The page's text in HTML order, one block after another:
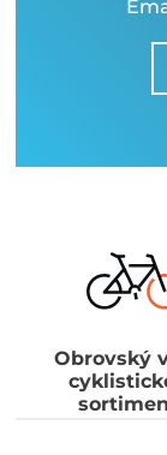
Obrovský